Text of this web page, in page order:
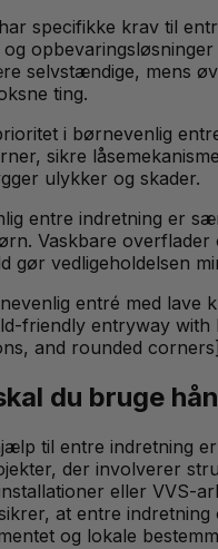
specifikke krav til
selvstændige, mens
ting.
i børnevenlig
sikre
ulykker og skader.
entre indretning er
Vaskbare overflader
gør vedligeholdelsen
entré med lave
friendly entryway with
and rounded corners]
du bruge
til entre indretning
der involverer
eller VVS-
at entre indretning
og lokale